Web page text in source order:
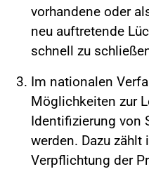
vorhandene oder
neu auftretende
schnell zu
Im nationalen
Möglichkeiten zur
Identifizierung von
werden. Dazu
Verpflichtung der